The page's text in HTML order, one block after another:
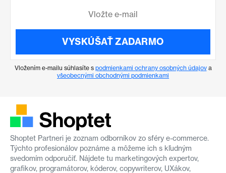
VYSKÚŠAŤ ZADARMO
Vložením e-mailu súhlasíte s podmienkami ochrany osobných údajova
všeobecnými obchodnými podmienkami
Shoptet Partneri je zoznam odborníkov zo sféry e-commerce.
Týchto profesionálov poznáme a môžeme ich s kľudným
svedomím odporučiť. Nájdete tu marketingových expertov,
grafikov, programátorov, kóderov, copywriterov, UXákov,